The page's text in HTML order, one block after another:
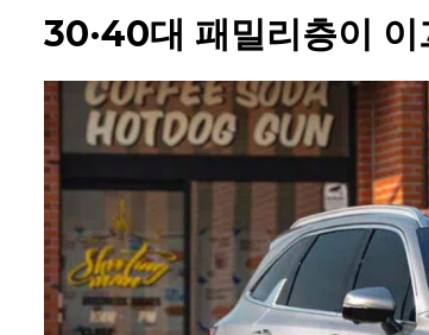
30·40대 패밀리층이